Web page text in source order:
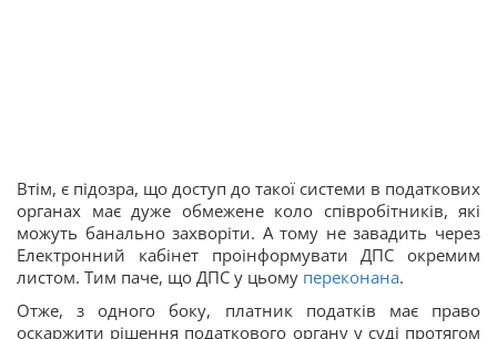
Втім, є підозра, що доступ до такої системи в податкових
органах має дуже обмежене коло співробітників, які
можуть банально захворіти. А тому не завадить через
Електронний кабінет проінформувати ДПС окремим
листом. Тим паче, що ДПС у цьому переконана.
Отже, з одного боку, платник податків має право
оскаржити рішення податкового органу у суді протягом